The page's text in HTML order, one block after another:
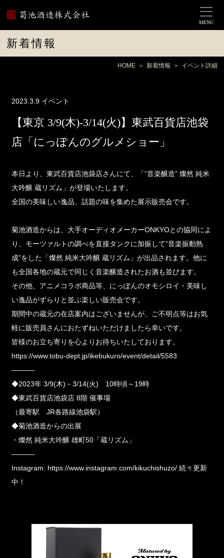
MENU
新着情報
HOME 新着情報 イベント詳細
2023.3.9 イベント
【東京 3/9(木)-3/14(火)】東武百貨店池袋
店「にっぽんのグルメショー」
本日より、東武百貨店池袋店さんにて、「”音楽醸造” 燦然 純米
大吟醸 蔵リズム」が登場いたします。
全国の美味しい逸品、話題の味を集めた展示販売会です。
菊池酒造からは、大手オーディオメーカーONKYOとの協同によ
り、モーツァルトの調べを直接タンクに加振して”音楽振動熟
成”をした「燦然 純米大吟醸 蔵リズム」が出品されます。他に
も全国各地の蔵元で同じく音楽醸造されたお酒も並びます。
その他、アニメコラボ商品等、にっぽんのオモシロイ・美味し
い逸品がずらりと並ぶ楽しい販売会です。
期間中の蔵元の在店案内はございませんが、ご不明点等はお気
軽に販売員さんにおたずねいただけましたら幸いです。
皆様のお立ち寄りを心よりお待ちいたしております。
https://www.tobu-dept.jp/ikebukuro/event/detail/5583
———-
◆2023年 3/9(木)－3/14(火) 10時頃～19時
◆東武百貨店池袋店 8階 催事場
（最寄駅 JR各路線池袋駅）
◆菊池酒造からの出展
・燦然 純米大吟醸 雄町50「蔵リズム」
———-
Instagram: https://www.instagram.com/kikuchishuzo/ 続々更新
中！